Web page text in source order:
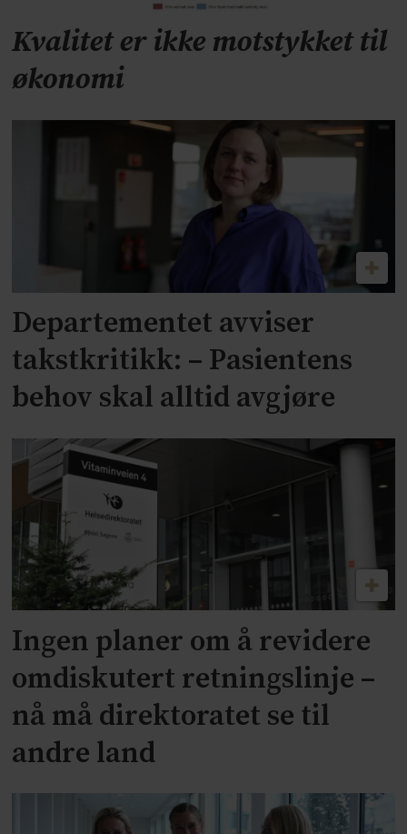
Kvalitet er ikke motstykket til
økonomi
Departementet avviser
takstkritikk: – Pasientens
behov skal alltid avgjøre
Ingen planer om å revidere
omdiskutert retningslinje –
nå må direktoratet se til
andre land